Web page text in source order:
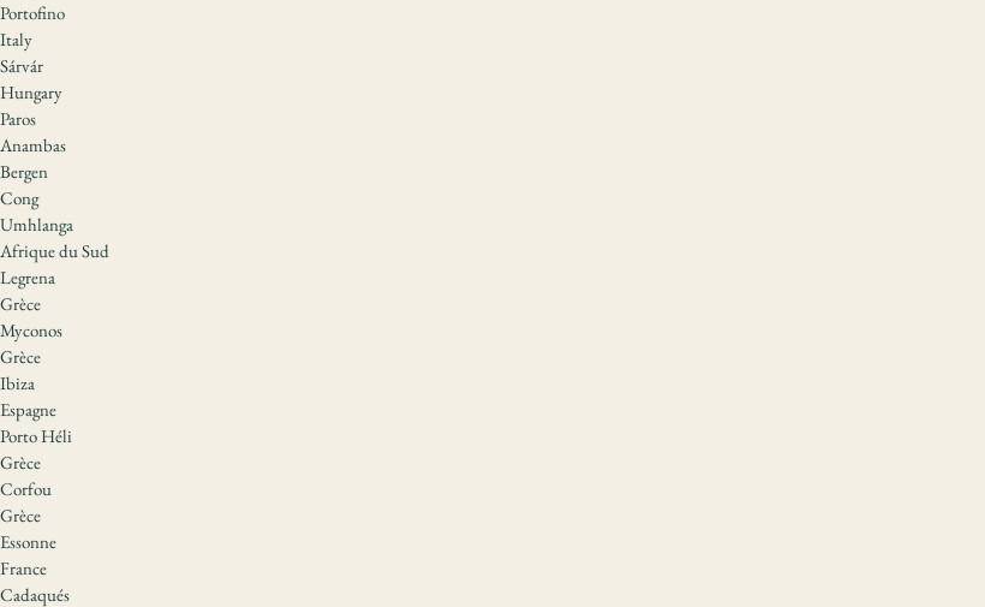
Portofino
Italy
Sárvár
Hungary
Paros
Anambas
Bergen
Cong
Umhlanga
Afrique du Sud
Legrena
Grèce
Myconos
Grèce
Ibiza
Espagne
Porto Héli
Grèce
Corfou
Grèce
Essonne
France
Cadaqués